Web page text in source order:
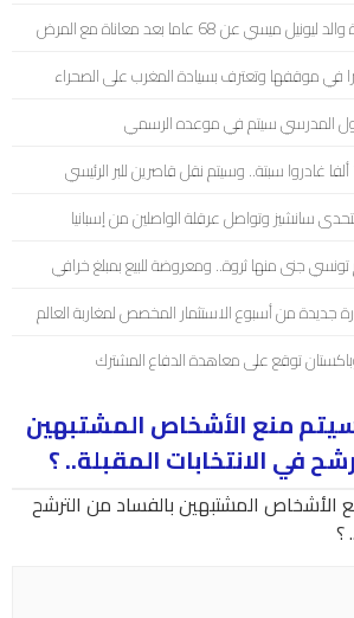
ميسي عن 68 عاما بعد معاناة مع المرض
في موقفها وتعترف بسيادة المغرب على الصحراء
المدرسي سیتم في موعده الرسمي
سانشيز وتواصل عرقلة الواصلين من إسبانيا
جنى منها ثروة.. ومعروضة للبيع بمبلغ خرافي
جديدة من أسبوع الاستثمار المخصص لمغاربة العالم
توقع على معاهدة الدفاع المشترك
منع الأشخاص المشتبهين
في الانتخابات المقبلة.. ؟
الأشخاص المشتبهين بالفساد من الترشح
؟